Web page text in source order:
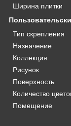
Ширина плитки
Тип скрепления
Назначение
Коллекция
Рисунок
Поверхность
Количество
Помещение